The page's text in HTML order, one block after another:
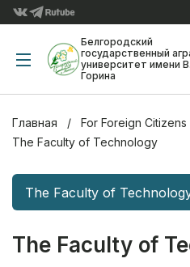
Белгородский
государственный
университет имени
Горина
Главная For Foreign Citizens
The Faculty of Technology
The Faculty of
The Faculty of